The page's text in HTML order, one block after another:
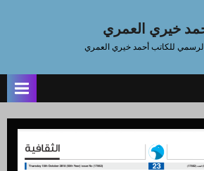
خيري العمري
للكاتب أحمد خيري العمري